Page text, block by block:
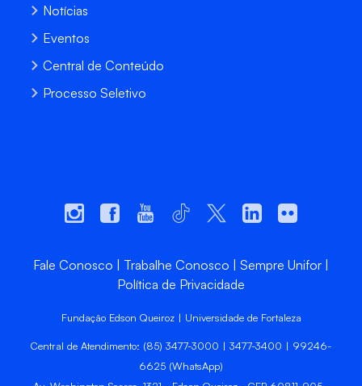
Notícias
Eventos
Central de Conteúdo
Processo Seletivo
Fale Conosco Trabalhe Conosco
Sempre Unifor
Política de Privacidade
Fundação Edson Queiroz | Universidade de Fortaleza
Central de Atendimento: (85) 3477-3000 | 3477-3400 | 99246-
6625 (WhatsApp)